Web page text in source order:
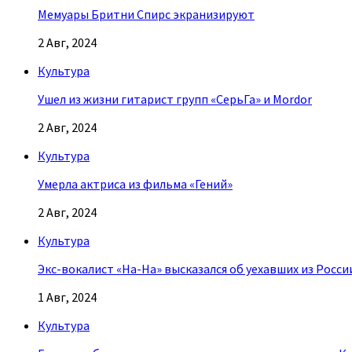
Мемуары Бритни Спирс экранизируют
2 Авг, 2024
Культура
Ушел из жизни гитарист групп «СерьГа» и Mordor
2 Авг, 2024
Культура
Умерла актриса из фильма «Гений»
2 Авг, 2024
Культура
Экс-вокалист «На-На» высказался об уехавших из
1 Авг, 2024
Культура